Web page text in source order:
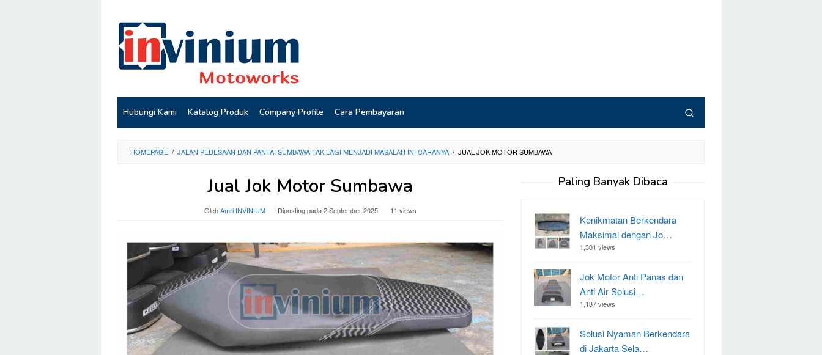
konten
Hubungi Kami Katalog Produk Company Profile Cara Pembayaran
HOMEPAGE / JALAN PEDESAAN DAN PANTAI SUMBAWA TAK LAGI MENJADI MASALAH INI CARANYA / JUAL JOK MOTOR SUMBAWA
Jual Jok Motor Sumbawa
OlehAmri INVINIUM Diposting pada2 September 2025 11 views
Paling Banyak Dibaca
Kenikmatan Berkendara
Maksimal dengan Jo…
1,301 views
Jok Motor Anti Panas dan
Anti Air Solusi…
1,187 views
Solusi Nyaman Berkendara
di Jakarta Sela…